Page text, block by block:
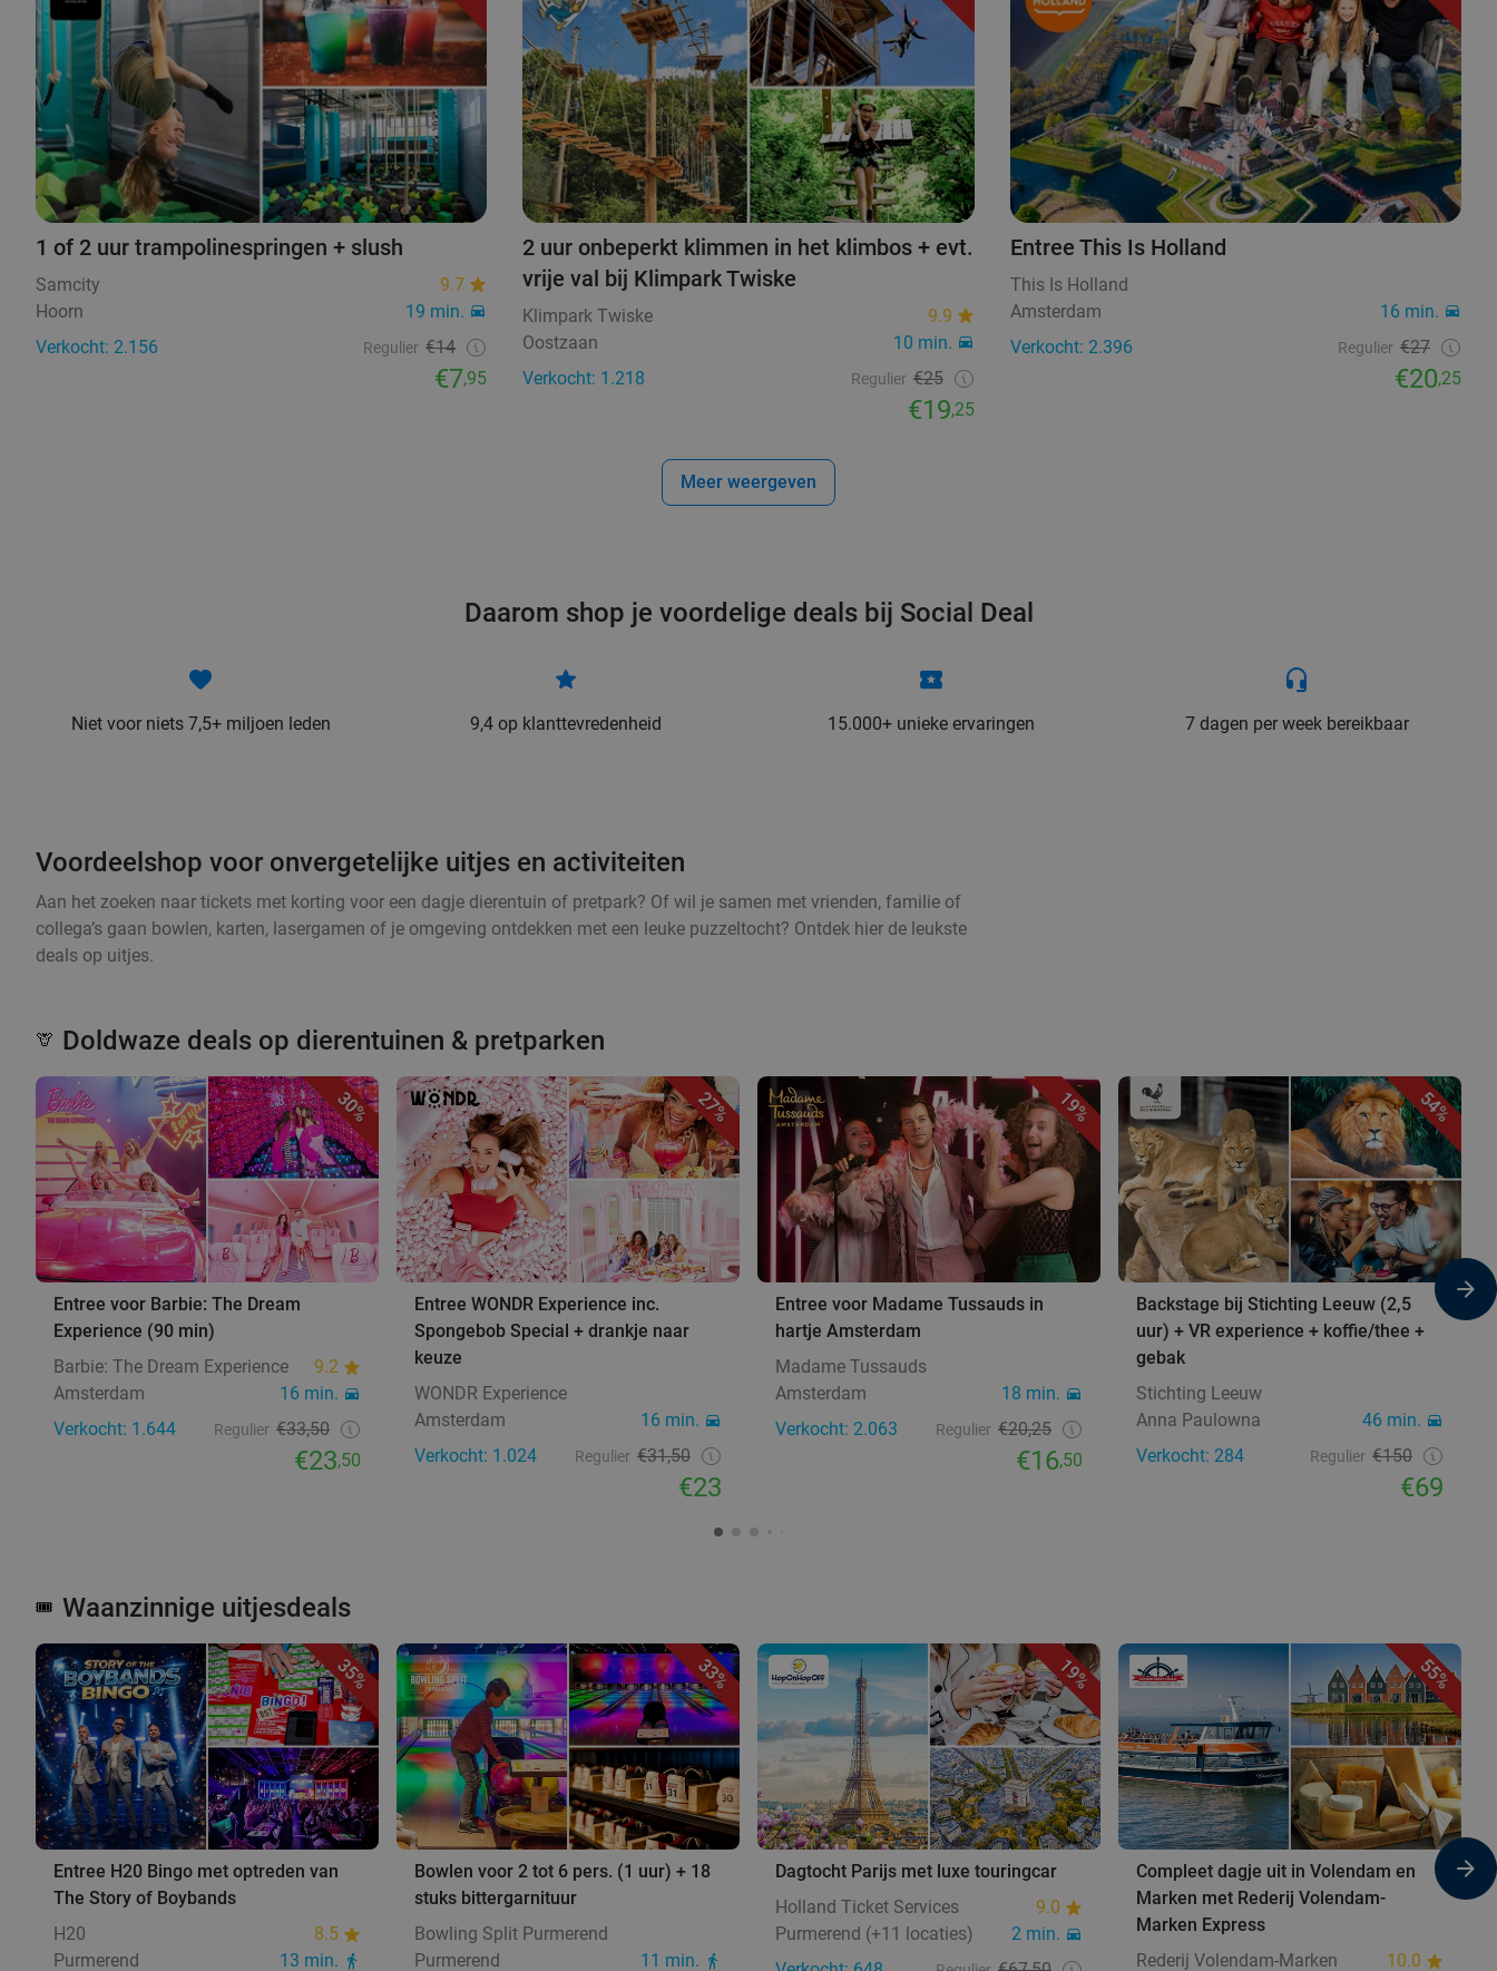
1 of 2 uur trampolinespringen + slush
Samcity
9.7
Hoorn
19 min.
Verkocht: 2.156
Regulier €14
€7,95
2 uur onbeperkt klimmen in het klimbos + evt.
vrije val bij Klimpark Twiske
Klimpark Twiske
9.9
Oostzaan
10 min.
Verkocht: 1.218
Regulier €25
€19,25
Entree This Is Holland
This Is Holland
Amsterdam
16 min.
Verkocht: 2.396
Regulier €27
€20,25
Meer weergeven
Daarom shop je voordelige deals bij Social Deal
Niet voor niets 7,5+ miljoen leden 9,4 op klanttevredenheid 15.000+ unieke ervaringen 7 dagen per week bereikbaar
Voordeelshop voor onvergetelijke uitjes en activiteiten
Aan het zoeken naar tickets met korting voor een dagje dierentuin of pretpark? Of wil je samen met vrienden, familie of
collega’s gaan bowlen, karten, lasergamen of je omgeving ontdekken met een leuke puzzeltocht? Ontdek hier de leukste
deals op uitjes.
🦒 Doldwaze deals op dierentuinen & pretparken
30%
Entree voor Barbie: The Dream
Experience (90 min)
Barbie: The Dream Experience
9.2
Amsterdam
16 min.
Verkocht: 1.644
Regulier €33,50
€23,50
27%
Entree WONDR Experience inc.
Spongebob Special + drankje naar
keuze
WONDR Experience
Amsterdam
16 min.
Verkocht: 1.024
Regulier €31,50
€23
19%
Entree voor Madame Tussauds in
hartje Amsterdam
Madame Tussauds
Amsterdam
18 min.
Verkocht: 2.063
Regulier €20,25
€16,50
54%
Backstage bij Stichting Leeuw (2,5
uur) + VR experience + koffie/thee +
gebak
Stichting Leeuw
Anna Paulowna
46 min.
Verkocht: 284
Regulier €150
€69
🎟️ Waanzinnige uitjesdeals
35%
Entree H20 Bingo met optreden van
The Story of Boybands
H20
8.5
Purmerend
13 min.
33%
Bowlen voor 2 tot 6 pers. (1 uur) + 18
stuks bittergarnituur
Bowling Split Purmerend
Purmerend
11 min.
19%
Dagtocht Parijs met luxe touringcar
Holland Ticket Services
9.0
Purmerend (+11 locaties)
2 min.
55%
Compleet dagje uit in Volendam en
Marken met Rederij Volendam-
Marken Express
Rederij Volendam-Marken
10.0